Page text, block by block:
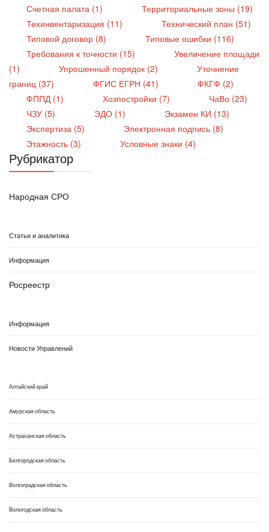
Счетная палата (1)
Территориальные зоны (19)
Техинвентаризация (11)
Технический план (51)
Типовой договор (8)
Типовые ошибки (116)
Требования к точности (15)
Увеличение площади
(1)
Упрошенный порядок (2)
Уточнение
границ (37)
ФГИС ЕГРН (41)
ФКГФ (2)
ФППД (1)
Хозпостройки (7)
ЧаВо (23)
ЧЗУ (5)
ЭДО (1)
Экзамен КИ (13)
Экспертиза (5)
Электронная подпись (8)
Этажность (3)
Условные знаки (4)
Рубрикатор
Народная СРО
Статьи и аналитика
Информация
Росреестр
Информация
Новости Управлений
Алтайский край
Амурская область
Астраханская область
Белгородская область
Волгоградская область
Вологодская область